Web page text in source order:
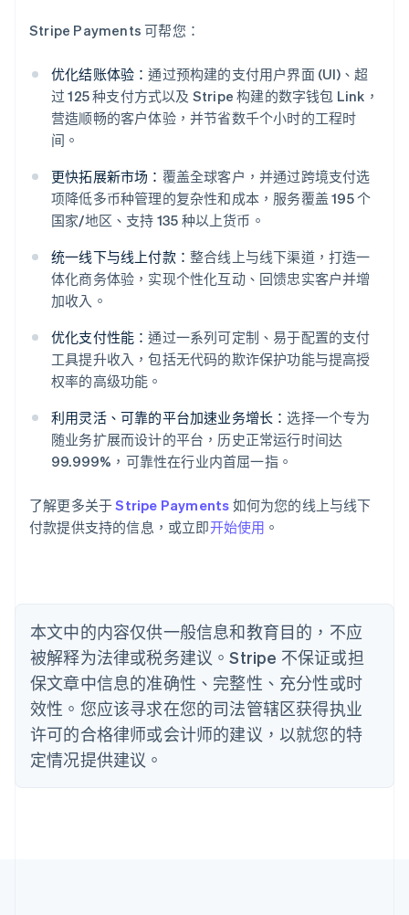
Stripe Payments 可帮您：
优化结账体验：通过预构建的支付用户界面 (UI)、超
过 125 种支付方式以及 Stripe 构建的数字钱包 Link，
营造顺畅的客户体验，并节省数千个小时的工程时
间。
更快拓展新市场： 覆盖全球客户，并通过跨境支付选
项降低多币种管理的复杂性和成本，服务覆盖 195 个
国家/地区、支持 135 种以上货币。
统一线下与线上付款： 整合线上与线下渠道，打造一
体化商务体验，实现个性化互动、回馈忠实客户并增
加收入。
优化支付性能：通过一系列可定制、易于配置的支付
工具提升收入，包括无代码的欺诈保护功能与提高授
权率的高级功能。
利用灵活、可靠的平台加速业务增长：选择一个专为
随业务扩展而设计的平台，历史正常运行时间达
99.999%，可靠性在行业内首屈一指。
了解更多关于Stripe Payments 如何为您的线上与线下
付款提供支持的信息，或立即开始使用 。
本文中的内容仅供一般信息和教育目的，不应
被解释为法律或税务建议。Stripe 不保证或担
保文章中信息的准确性、完整性、充分性或时
效性。您应该寻求在您的司法管辖区获得执业
许可的合格律师或会计师的建议，以就您的特
定情况提供建议。
English
爱尔兰
English
English
奥地利
Deutsch English
澳大利亚
巴西
PortuguêsEnglish
English
丹麦
English
德国
DeutschEnglish
法国
FrançaisEnglish
芬兰
EnglishSvenska